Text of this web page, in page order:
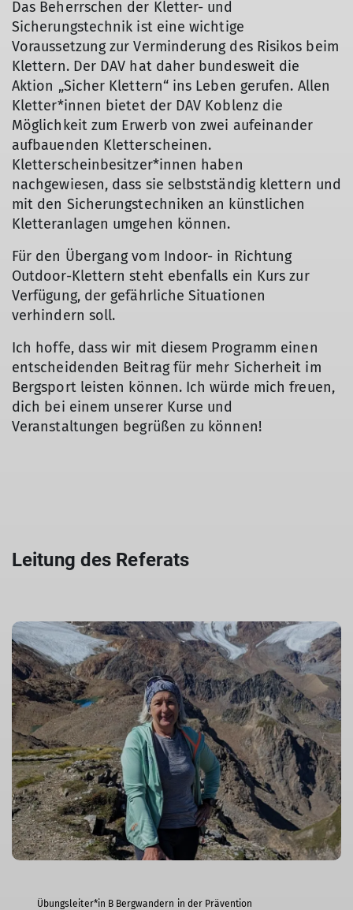
Das Beherrschen der Kletter- und
Sicherungstechnik ist eine wichtige
Voraussetzung zur Verminderung des Risikos beim
Klettern. Der DAV hat daher bundesweit die
Aktion „Sicher Klettern“ ins Leben gerufen. Allen
Kletter*innen bietet der DAV Koblenz die
Möglichkeit zum Erwerb von zwei aufeinander
aufbauenden Kletterscheinen.
Kletterscheinbesitzer*innen haben
nachgewiesen, dass sie selbstständig klettern und
mit den Sicherungstechniken an künstlichen
Kletteranlagen umgehen können.
Für den Übergang vom Indoor- in Richtung
Outdoor-Klettern steht ebenfalls ein Kurs zur
Verfügung, der gefährliche Situationen
verhindern soll.
Ich hoffe, dass wir mit diesem Programm einen
entscheidenden Beitrag für mehr Sicherheit im
Bergsport leisten können. Ich würde mich freuen,
dich bei einem unserer Kurse und
Veranstaltungen begrüßen zu können!
Leitung des Referats
Übungsleiter*in B Bergwandern in der Prävention